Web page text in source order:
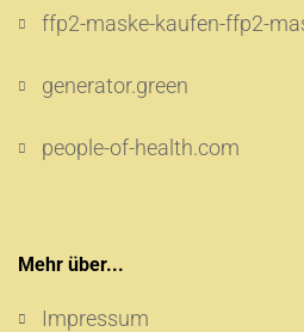
ffp2-maske-kaufen-ffp2-
generator.green
people-of-health.com
Mehr über...
Impressum